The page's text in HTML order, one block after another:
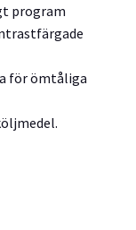
program
för ömtåliga